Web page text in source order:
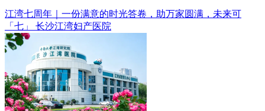
江湾七周年｜一份满意的时光答卷，助万家圆满，未来可
「七」 长沙江湾妇产医院